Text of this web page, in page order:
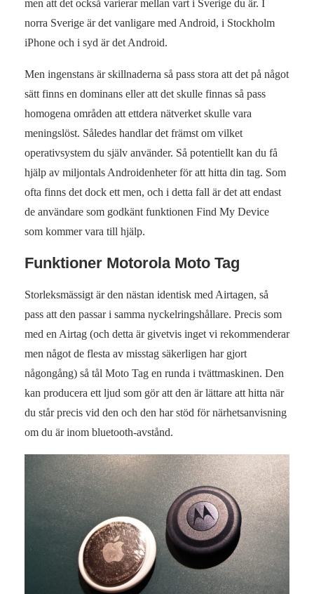
men att det också varierar mellan vart i Sverige du är. I
norra Sverige är det vanligare med Android, i Stockholm
iPhone och i syd är det Android.
Men ingenstans är skillnaderna så pass stora att det på något
sätt finns en dominans eller att det skulle finnas så pass
homogena områden att ettdera nätverket skulle vara
meningslöst. Således handlar det främst om vilket
operativsystem du själv använder. Så potentiellt kan du få
hjälp av miljontals Androidenheter för att hitta din tag. Som
ofta finns det dock ett men, och i detta fall är det att endast
de användare som godkänt funktionen Find My Device
som kommer vara till hjälp.
Funktioner Motorola Moto Tag
Storleksmässigt är den nästan identisk med Airtagen, så
pass att den passar i samma nyckelringshållare. Precis som
med en Airtag (och detta är givetvis inget vi rekommenderar
men något de flesta av misstag säkerligen har gjort
någongång) så tål Moto Tag en runda i tvättmaskinen. Den
kan producera ett ljud som gör att den är lättare att hitta när
du står precis vid den och den har stöd för närhetsanvisning
om du är inom bluetooth-avstånd.